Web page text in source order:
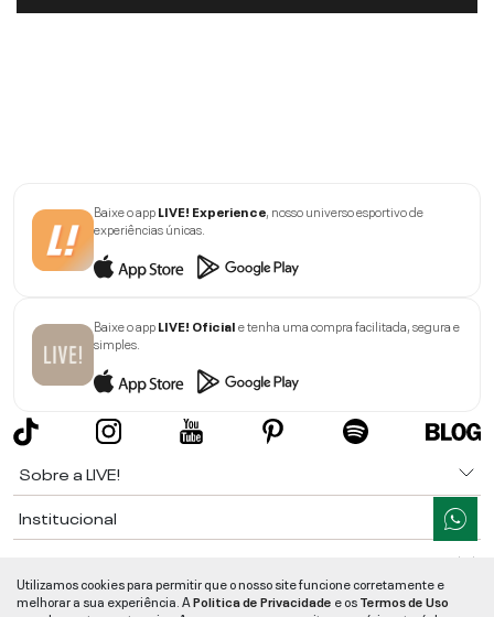
Baixe o appLIVE! Experience , nosso universo esportivo de
experiências únicas.
Baixe o appLIVE! Oficiale tenha uma compra facilitada, segura e
simples.
Sobre a LIVE!
Institucional
Ajuda
Utilizamos cookies para permitir que o nosso site funcione corretamente e
melhorar a sua experiência. APolitica de Privacidade e osTermos de Uso